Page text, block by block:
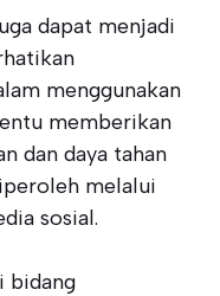
dapat menjadi
menggunakan
memberikan
dan daya tahan
melalui
sosial.
bidang